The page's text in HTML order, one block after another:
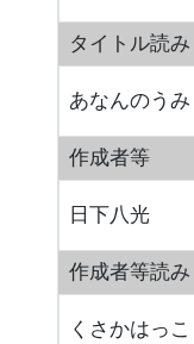
タイトル読み
あなんのうみ
作成者等
日下八光
作成者等読み
くさかはっこ